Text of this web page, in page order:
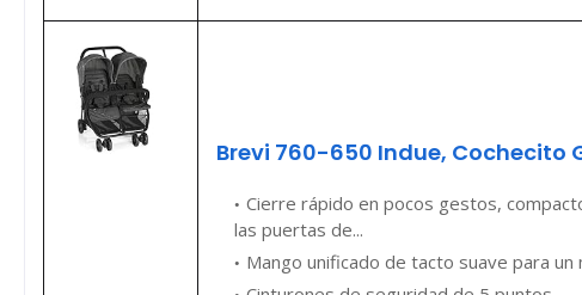
Brevi 760-650 Indue, Cochecito
Cierre rápido en pocos gestos,
las puertas de...
Mango unificado de tacto suave para un